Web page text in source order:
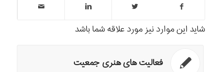
شاید این موارد نیز مورد علاقه شما باشد
فعالیت های هنری جمعیت